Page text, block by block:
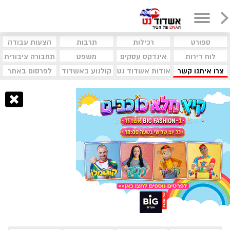
ספורט רכילות תרבות
הצעות עבודה
לוח דירות
אינדקס עסקים משפט
תחבורה ציבורית
צרו איתנו קשר
אודות אשדוד נט קולנוע באשדוד לפרסום באתר